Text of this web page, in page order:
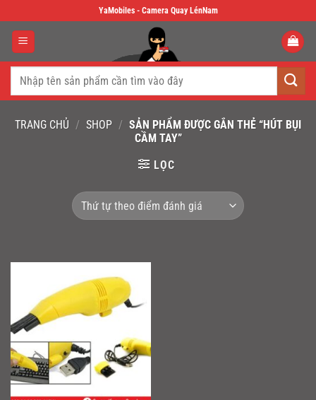
to
content
YaMobiles - Camera Quay LénNam
Tìm
TRANG CHỦ / SHOP / SẢN PHẨM ĐƯỢC GẮN THẺ “HÚT BỤI
CẦM TAY”
LỌC